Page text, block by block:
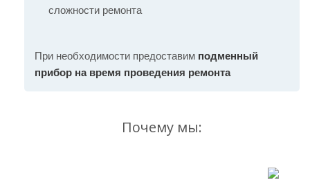
сложности ремонта
При необходимости предоставим подменный
прибор на время проведения ремонта
Почему мы: